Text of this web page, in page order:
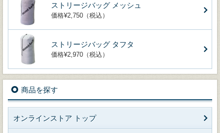
ストリージバッグ メッシュ
価格¥2,750（税込）
ストリージバッグ タフタ
価格¥2,970（税込）
商品を探す
オンラインストア トップ